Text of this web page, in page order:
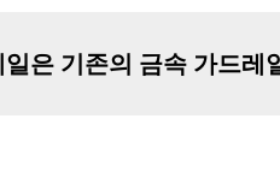
은 기존의 금속 가드레